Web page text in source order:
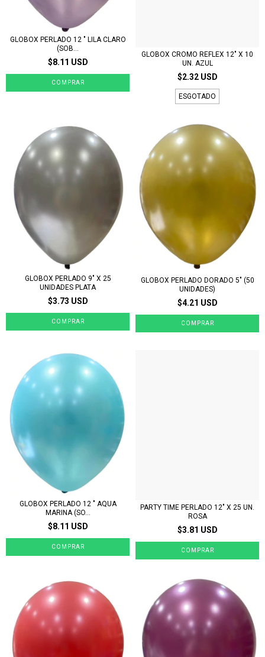
GLOBOX PERLADO 12 " LILA CLARO
(SOB...
$8.11 USD
GLOBOX CROMO REFLEX 12" X 10
UN. AZUL
$2.32 USD
ESGOTADO
GLOBOX PERLADO 9" X 25
UNIDADES PLATA
$3.73 USD
GLOBOX PERLADO DORADO 5" (50
UNIDADES)
$4.21 USD
GLOBOX PERLADO 12 " AQUA
MARINA (SO...
$8.11 USD
PARTY TIME PERLADO 12" X 25 UN.
ROSA
$3.81 USD